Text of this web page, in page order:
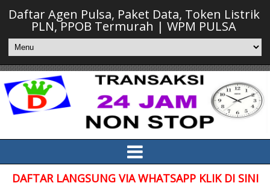
Daftar Agen Pulsa, Paket Data, Token Listrik
PLN, PPOB Termurah | WPM PULSA
DAFTAR LANGSUNG VIA WHATSAPP KLIK DI SINI